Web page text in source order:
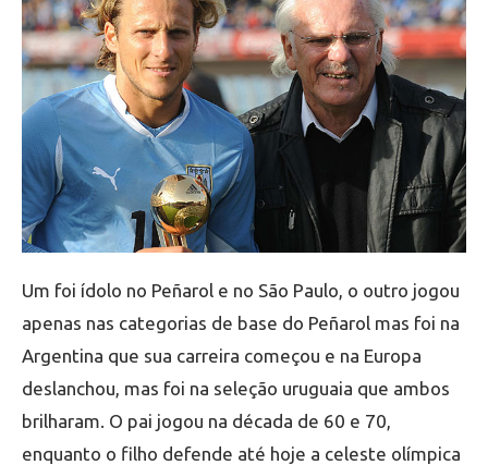
Um foi ídolo no Peñarol e no São Paulo, o outro jogou
apenas nas categorias de base do Peñarol mas foi na
Argentina que sua carreira começou e na Europa
deslanchou, mas foi na seleção uruguaia que ambos
brilharam. O pai jogou na década de 60 e 70,
enquanto o filho defende até hoje a celeste olímpica